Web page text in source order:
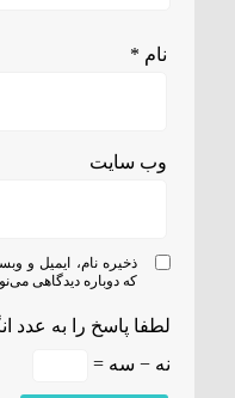
نام *
وب‌ سایت
ذخیره نام، ایمیل و
که دوباره دیدگاهی
لطفا پاسخ را به عدد
نه − سه =